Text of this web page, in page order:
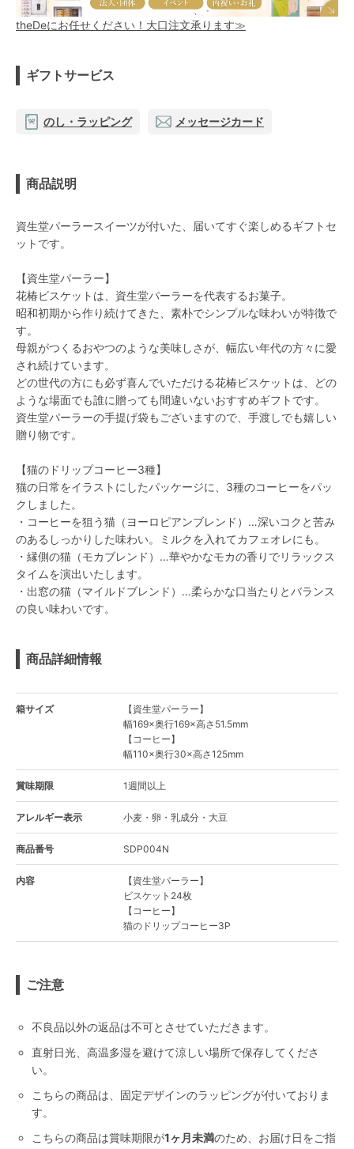
theDeにお任せください！大口注文承ります≫
ギフトサービス
のし・ラッピング メッセージカード
商品説明
資生堂パーラースイーツが付いた、届いてすぐ楽しめるギフトセ
ットです。
【資生堂パーラー】
花椿ビスケットは、資生堂パーラーを代表するお菓子。
昭和初期から作り続けてきた、素朴でシンプルな味わいが特徴で
す。
母親がつくるおやつのような美味しさが、幅広い年代の方々に愛
され続けています。
どの世代の方にも必ず喜んでいただける花椿ビスケットは、どの
ような場面でも誰に贈っても間違いないおすすめギフトです。
資生堂パーラーの手提げ袋もございますので、手渡しでも嬉しい
贈り物です。
【猫のドリップコーヒー3種】
猫の日常をイラストにしたパッケージに、3種のコーヒーをパッ
クしました。
・コーヒーを狙う猫（ヨーロピアンブレンド）…深いコクと苦み
のあるしっかりした味わい。ミルクを入れてカフェオレにも。
・縁側の猫（モカブレンド）…華やかなモカの香りでリラックス
タイムを演出いたします。
・出窓の猫（マイルドブレンド）…柔らかな口当たりとバランス
の良い味わいです。
商品詳細情報
箱サイズ
【資生堂パーラー】
幅169×奥行169×高さ51.5mm
【コーヒー】
幅110×奥行30×高さ125mm
賞味期限 1週間以上
アレルギー表示 小麦・卵・乳成分・大豆
商品番号 SDP004N
内容
【資生堂パーラー】
ビスケット24枚
【コーヒー】
猫のドリップコーヒー3P
ご注意
不良品以外の返品は不可とさせていただきます。
直射日光、高温多湿を避けて涼しい場所で保存してくださ
い。
こちらの商品は、固定デザインのラッピングが付いておりま
す。
こちらの商品は賞味期限が1ヶ月未満のため、お届け日をご指